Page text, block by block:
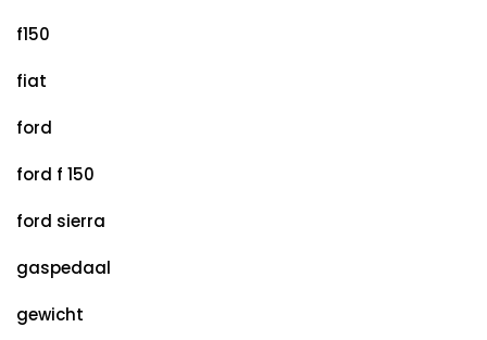
f150
fiat
ford
ford f 150
ford sierra
gaspedaal
gewicht